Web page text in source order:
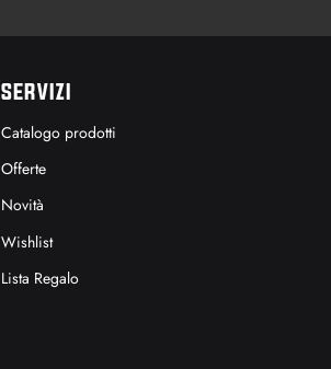
SERVIZI
Catalogo prodotti
Offerte
Novità
Wishlist
Lista Regalo